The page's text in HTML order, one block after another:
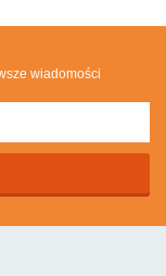
wiadomości